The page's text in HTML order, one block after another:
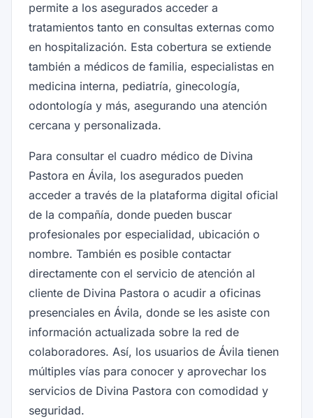
permite a los asegurados acceder a
tratamientos tanto en consultas externas como
en hospitalización. Esta cobertura se extiende
también a médicos de familia, especialistas en
medicina interna, pediatría, ginecología,
odontología y más, asegurando una atención
cercana y personalizada.
Para consultar el cuadro médico de Divina
Pastora en Ávila, los asegurados pueden
acceder a través de la plataforma digital oficial
de la compañía, donde pueden buscar
profesionales por especialidad, ubicación o
nombre. También es posible contactar
directamente con el servicio de atención al
cliente de Divina Pastora o acudir a oficinas
presenciales en Ávila, donde se les asiste con
información actualizada sobre la red de
colaboradores. Así, los usuarios de Ávila tienen
múltiples vías para conocer y aprovechar los
servicios de Divina Pastora con comodidad y
seguridad.